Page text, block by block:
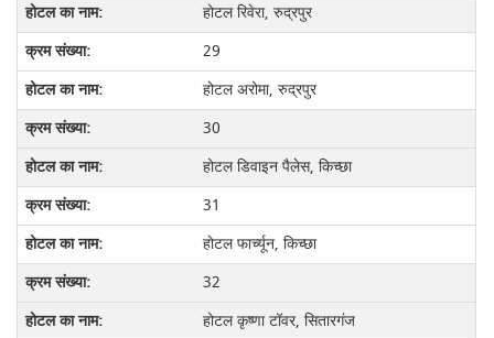
होटल रिवेरा, रुद्रपुर
29
होटल अरोमा, रुद्रपुर
30
होटल डिवाइन पैलेस, किच्छा
31
होटल फार्च्यून, किच्छा
32
होटल कृष्णा टॉवर, सितारगंज